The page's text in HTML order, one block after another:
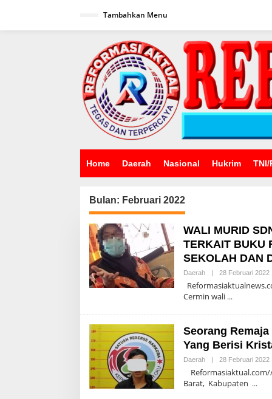
Tambahkan Menu
Home Daerah Nasional Hukrim
Bulan: Februari 2022
WALI MURID
TERKAIT BUKU
SEKOLAH DAN
Daerah | 28 Februari 2022
Cermin wali
Seorang
Yang Berisi
Daerah | 28 Februari 2022
Reformasiaktual.com//
Barat, Kabupaten